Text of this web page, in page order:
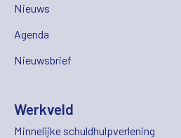
Nieuws
Agenda
Nieuwsbrief
Werkveld
Minnelijke schuldhulpverlening